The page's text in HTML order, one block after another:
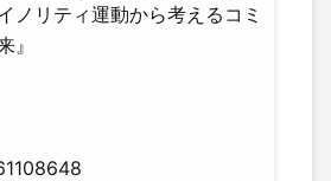
ノリティ運動から考えるコミ
』